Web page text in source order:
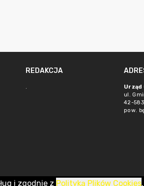
REDAKCJA
.
Urząd
ul.
42-
pow.
i zgodnie z Polityką Plików Cookies